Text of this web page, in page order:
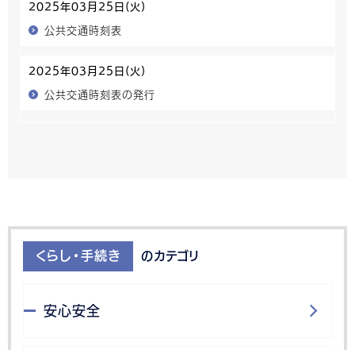
2025年03月25日(火)
公共交通時刻表
2025年03月25日(火)
公共交通時刻表の発行
くらし・手続き のカテゴリ
安心安全